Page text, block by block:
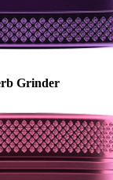
Grinder